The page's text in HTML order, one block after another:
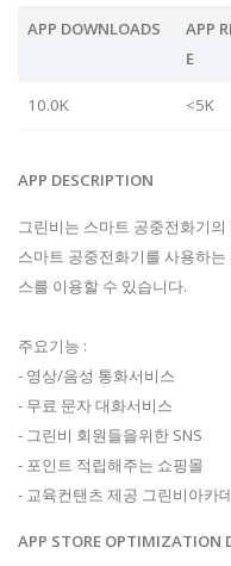
APP DOWNLOADS
APP
E
10.0K <5K
APP DESCRIPTION
그린비는 스마트 공중전화기의
스마트 공중전화기를 사용하
스를 이용할 수 있습니다.
주요기능 :
- 영상/음성 통화서비스
- 무료 문자 대화서비스
- 그린비 회원들을위한 SNS
- 포인트 적립해주는 쇼핑몰
- 교육컨탠츠 제공 그린비아카
APP STORE OPTIMIZATION